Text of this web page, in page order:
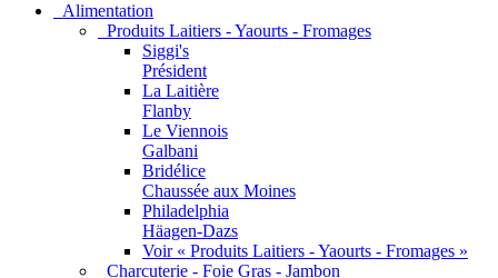
Alimentation
Produits Laitiers - Yaourts - Fromages
Siggi's
Président
La Laitière
Flanby
Le Viennois
Galbani
Bridélice
Chaussée aux Moines
Philadelphia
Häagen-Dazs
Voir « Produits Laitiers - Yaourts - Fromages »
Charcuterie - Foie Gras - Jambon